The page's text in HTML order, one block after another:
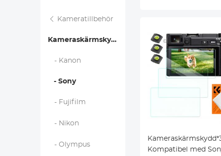
Kameratillbehör
Kameraskärmskydd
- Kanon
- Sony
- Fujifilm
- Nikon
- Olympus
Kompatibel med